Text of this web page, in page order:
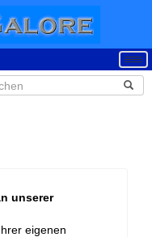
unserer
eigenen